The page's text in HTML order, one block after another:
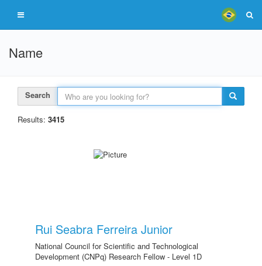
Name
Search
Results: 3415
Rui Seabra Ferreira Junior
National Council for Scientific and Technological
Development (CNPq) Research Fellow - Level 1D